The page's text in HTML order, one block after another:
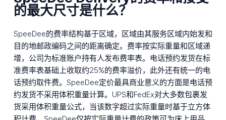
的最大尺寸是什么？
SpeeDee的费率结构基于区域，区域由其服务区域内始发和
目的地邮政编码之间的距离确定。费率按实际重量和区域递
增，公司为标准账户持有人发布费率表。电话预约发货在标
准费率表基础上收取约25%的费率溢价，此外还有统一的电
话预约取件费。SpeeDee定价最具商业意义的方面是电话预
约发货不采用体积重量计算。UPS和FedEx对大多数包裹发
货采用体积重量公式，当该数字超过实际重量时基于立方体